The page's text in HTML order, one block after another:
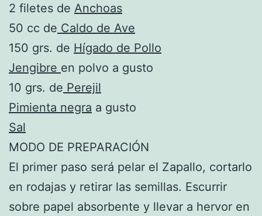
2 filetes de Anchoas
50 cc de Caldo de Ave
150 grs. de Hígado de Pollo
Jengibre en polvo a gusto
10 grs. de Perejil
Pimienta negra a gusto
Sal
MODO DE PREPARACIÓN
El primer paso será pelar el Zapallo, cortarlo
en rodajas y retirar las semillas. Escurrir
sobre papel absorbente y llevar a hervor en